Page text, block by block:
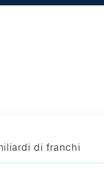
di franchi